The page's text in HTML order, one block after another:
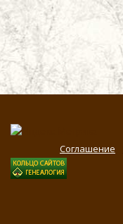
Соглашение